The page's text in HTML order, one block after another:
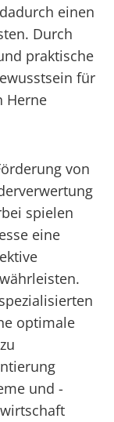
einen
Durch
praktische
für
Herne
von
spielen
eine
optimale
und -